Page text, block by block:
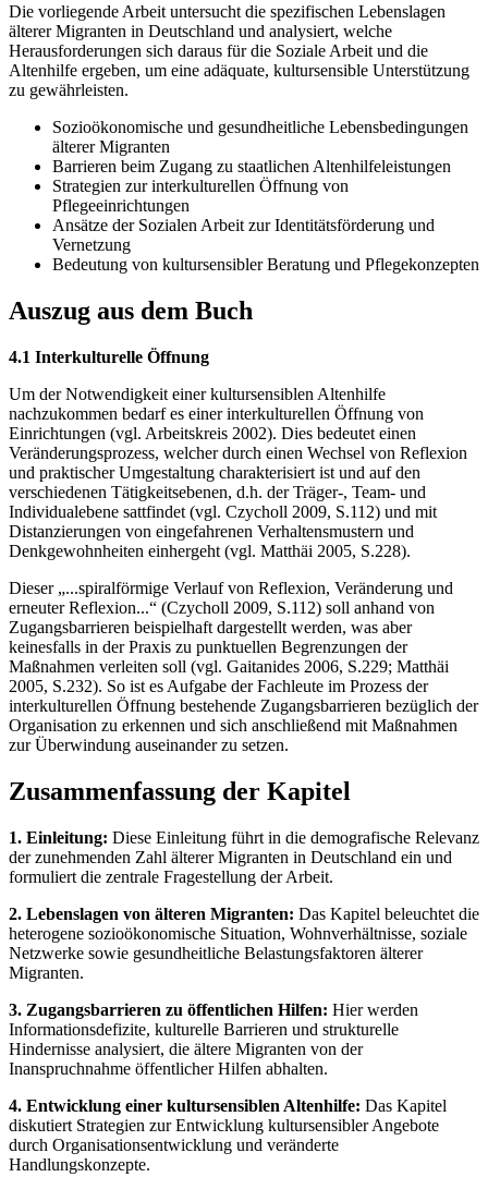
Die vorliegende Arbeit untersucht die spezifischen Lebenslagen
älterer Migranten in Deutschland und analysiert, welche
Herausforderungen sich daraus für die Soziale Arbeit und die
Altenhilfe ergeben, um eine adäquate, kultursensible Unterstützung
zu gewährleisten.
Sozioökonomische und gesundheitliche Lebensbedingungen
älterer Migranten
Barrieren beim Zugang zu staatlichen Altenhilfeleistungen
Strategien zur interkulturellen Öffnung von
Pflegeeinrichtungen
Ansätze der Sozialen Arbeit zur Identitätsförderung und
Vernetzung
Bedeutung von kultursensibler Beratung und Pflegekonzepten
Auszug aus dem Buch
4.1 Interkulturelle Öffnung
Um der Notwendigkeit einer kultursensiblen Altenhilfe
nachzukommen bedarf es einer interkulturellen Öffnung von
Einrichtungen (vgl. Arbeitskreis 2002). Dies bedeutet einen
Veränderungsprozess, welcher durch einen Wechsel von Reflexion
und praktischer Umgestaltung charakterisiert ist und auf den
verschiedenen Tätigkeitsebenen, d.h. der Träger-, Team- und
Individualebene sattfindet (vgl. Czycholl 2009, S.112) und mit
Distanzierungen von eingefahrenen Verhaltensmustern und
Denkgewohnheiten einhergeht (vgl. Matthäi 2005, S.228).
Dieser „...spiralförmige Verlauf von Reflexion, Veränderung und
erneuter Reflexion...“ (Czycholl 2009, S.112) soll anhand von
Zugangsbarrieren beispielhaft dargestellt werden, was aber
keinesfalls in der Praxis zu punktuellen Begrenzungen der
Maßnahmen verleiten soll (vgl. Gaitanides 2006, S.229; Matthäi
2005, S.232). So ist es Aufgabe der Fachleute im Prozess der
interkulturellen Öffnung bestehende Zugangsbarrieren bezüglich der
Organisation zu erkennen und sich anschließend mit Maßnahmen
zur Überwindung auseinander zu setzen.
Zusammenfassung der Kapitel
1. Einleitung: Diese Einleitung führt in die demografische Relevanz
der zunehmenden Zahl älterer Migranten in Deutschland ein und
formuliert die zentrale Fragestellung der Arbeit.
2. Lebenslagen von älteren Migranten: Das Kapitel beleuchtet die
heterogene sozioökonomische Situation, Wohnverhältnisse, soziale
Netzwerke sowie gesundheitliche Belastungsfaktoren älterer
Migranten.
3. Zugangsbarrieren zu öffentlichen Hilfen: Hier werden
Informationsdefizite, kulturelle Barrieren und strukturelle
Hindernisse analysiert, die ältere Migranten von der
Inanspruchnahme öffentlicher Hilfen abhalten.
4. Entwicklung einer kultursensiblen Altenhilfe: Das Kapitel
diskutiert Strategien zur Entwicklung kultursensibler Angebote
durch Organisationsentwicklung und veränderte
Handlungskonzepte.